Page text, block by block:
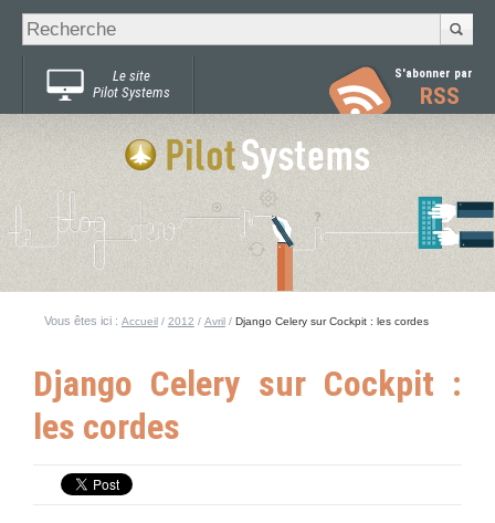
Chercher par
Recherche
avancée…
Le site
Pilot Systems
S'abonner par
RSS
Vous êtes ici : Accueil / 2012 / Avril / Django Celery sur Cockpit : les cordes
Django Celery sur Cockpit :
les cordes